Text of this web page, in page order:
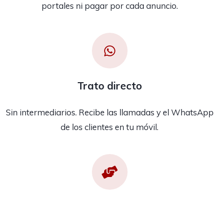
portales ni pagar por cada anuncio.
Trato directo
Sin intermediarios. Recibe las llamadas y el WhatsApp
de los clientes en tu móvil.